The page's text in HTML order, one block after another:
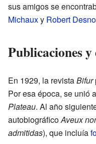
sus amigos se
Michauxy Robert
Publicaciones y
En 1929, la revistaBifur
Por esa época, se unió
Plateau. Al año
autobiográficoAveux
admitidas), que incluía